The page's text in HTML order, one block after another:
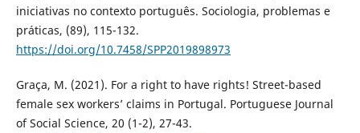
iniciativas no contexto português. Sociologia, problemas e
práticas, (89), 115-132.
https://doi.org/10.7458/SPP2019898973
Graça, M. (2021). For a right to have rights! Street-based
female sex workers’ claims in Portugal. Portuguese Journal
of Social Science, 20 (1-2), 27-43.